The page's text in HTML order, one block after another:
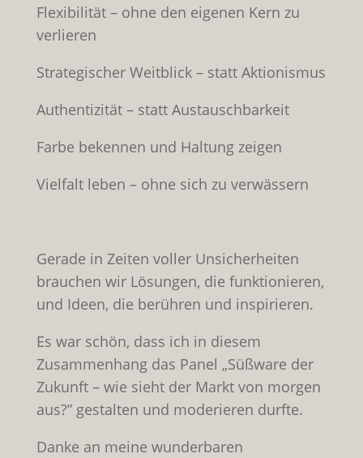
Flexibilität – ohne den eigenen Kern zu
verlieren
Strategischer Weitblick – statt Aktionismus
Authentizität – statt Austauschbarkeit
Farbe bekennen und Haltung zeigen
Vielfalt leben – ohne sich zu verwässern
Gerade in Zeiten voller Unsicherheiten
brauchen wir Lösungen, die funktionieren,
und Ideen, die berühren und inspirieren.
Es war schön, dass ich in diesem
Zusammenhang das Panel „Süßware der
Zukunft – wie sieht der Markt von morgen
aus?” gestalten und moderieren durfte.
Danke an meine wunderbaren